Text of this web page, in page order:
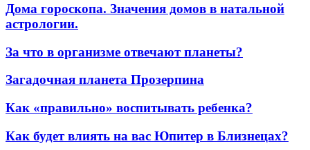
Дома гороскопа. Значения домов в натальной
астрологии.
За что в организме отвечают планеты?
Загадочная планета Прозерпина
Как «правильно» воспитывать ребенка?
Как будет влиять на вас Юпитер в Близнецах?